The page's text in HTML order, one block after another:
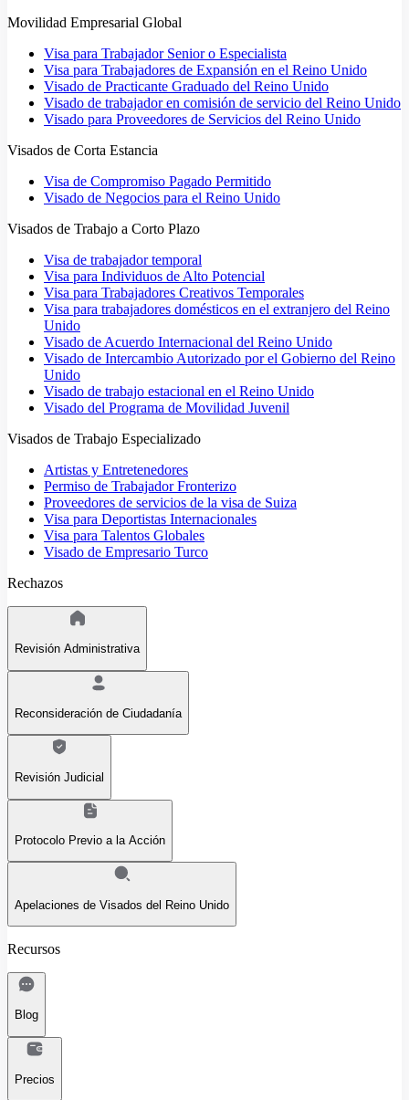
Movilidad Empresarial Global
Visa para Trabajador Senior o Especialista
Visa para Trabajadores de Expansión en el Reino Unido
Visado de Practicante Graduado del Reino Unido
Visado de trabajador en comisión de servicio del Reino Unido
Visado para Proveedores de Servicios del Reino Unido
Visados de Corta Estancia
Visa de Compromiso Pagado Permitido
Visado de Negocios para el Reino Unido
Visados de Trabajo a Corto Plazo
Visa de trabajador temporal
Visa para Individuos de Alto Potencial
Visa para Trabajadores Creativos Temporales
Visa para trabajadores domésticos en el extranjero del Reino
Unido
Visado de Acuerdo Internacional del Reino Unido
Visado de Intercambio Autorizado por el Gobierno del Reino
Unido
Visado de trabajo estacional en el Reino Unido
Visado del Programa de Movilidad Juvenil
Visados de Trabajo Especializado
Artistas y Entretenedores
Permiso de Trabajador Fronterizo
Proveedores de servicios de la visa de Suiza
Visa para Deportistas Internacionales
Visa para Talentos Globales
Visado de Empresario Turco
Rechazos
Revisión Administrativa
Reconsideración de Ciudadanía
Revisión Judicial
Protocolo Previo a la Acción
Apelaciones de Visados del Reino Unido
Recursos
Blog
Precios